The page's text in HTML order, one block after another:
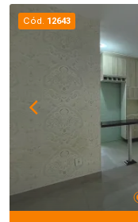
Cód. 12643